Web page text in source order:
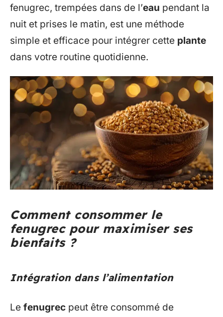
fenugrec, trempées dans de l’eau pendant la
nuit et prises le matin, est une méthode
simple et efficace pour intégrer cette plante
dans votre routine quotidienne.
Comment consommer le
fenugrec pour maximiser ses
bienfaits ?
Intégration dans l’alimentation
Le fenugrec peut être consommé de